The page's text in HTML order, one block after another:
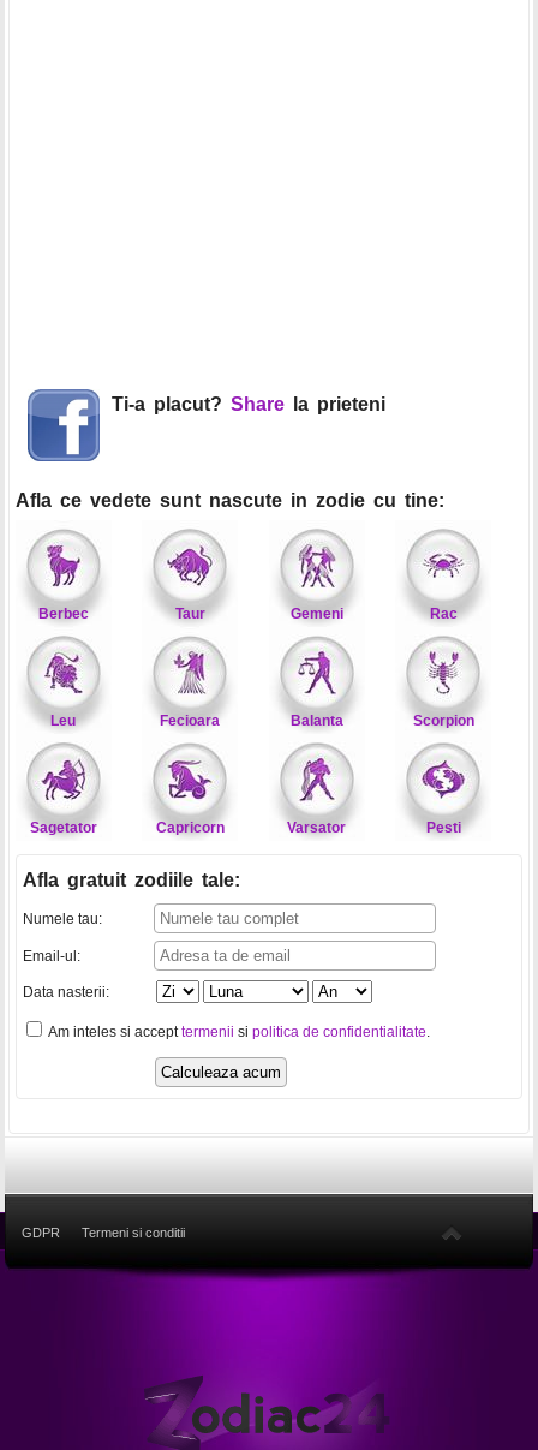
Ti-a placut? Share la prieteni
Afla ce vedete sunt nascute in zodie cu tine:
Berbec Taur Gemeni Rac
Leu Fecioara Balanta Scorpion
Sagetator Capricorn Varsator Pesti
Afla gratuit zodiile tale:
Numele tau:
Email-ul:
Data nasterii:
Am inteles si accepttermenii si politica de confidentialitate.
GDPR Termeni si conditii